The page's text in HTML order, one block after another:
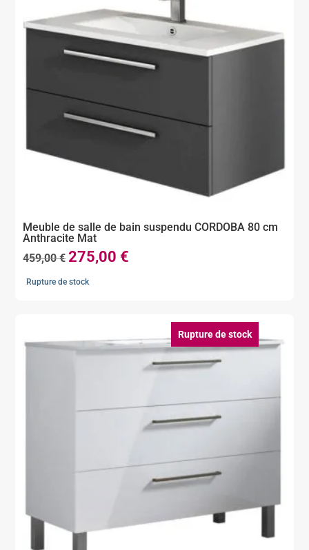
Meuble de salle de bain suspendu CORDOBA 80 cm
Anthracite Mat
459,00€Le
prix
275,00 €
Rupture de stock
Rupture de stock